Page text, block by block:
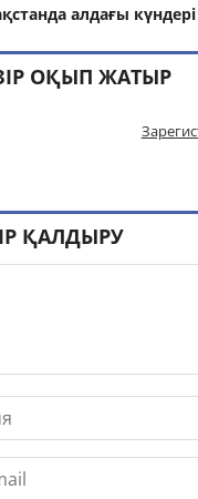
алдағы
ОҚЫП ЖАТЫР
ҚАЛДЫРУ